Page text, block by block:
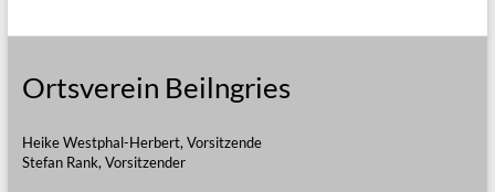
Ortsverein Beilngries
Heike Westphal-Herbert, Vorsitzende
Stefan Rank, Vorsitzender